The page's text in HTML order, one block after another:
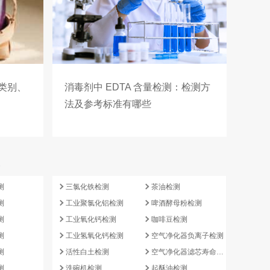
别、
消毒剂中 EDTA 含量检测：检测方
法及参考标准有哪些
三氯化铁检测
工业聚氯化铝检测
工业氧化钙检测
工业氢氧化钙检测
活性白土检测
洗碗机检测
茶油检测
啤酒酵母粉检测
咖啡豆检测
空气净化器负离子检测
空气净化器滤芯寿命检测
起酥油检测